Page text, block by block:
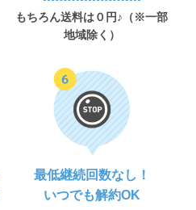
もちろん送料は０円♪（※一部
地域除く）
最低継続回数なし！
いつでも解約OK